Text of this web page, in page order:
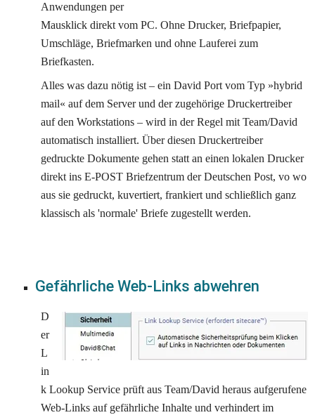
Anwendungen per
Mausklick direkt vom PC. Ohne Drucker, Briefpapier,
Umschläge, Briefmarken und ohne Lauferei zum
Briefkasten.
Alles was dazu nötig ist – ein David Port vom Typ »hybrid
mail« auf dem Server und der zugehörige Druckertreiber
auf den Workstations – wird in der Regel mit Team/David
automatisch installiert. Über diesen Druckertreiber
gedruckte Dokumente gehen statt an einen lokalen Drucker
direkt ins E-POST Briefzentrum der Deutschen Post, vo wo
aus sie gedruckt, kuvertiert, frankiert und schließlich ganz
klassisch als 'normale' Briefe zugestellt werden.
Gefährliche Web-Links abwehren
D
er
L
in
k Lookup Service prüft aus Team/David heraus aufgerufene
Web-Links auf gefährliche Inhalte und verhindert im